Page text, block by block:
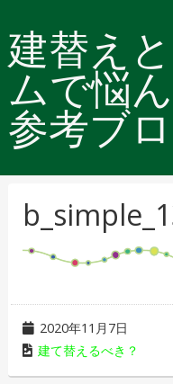
建替え
ムで悩
参考ブ
2020年11月7日
建て替えるべき？